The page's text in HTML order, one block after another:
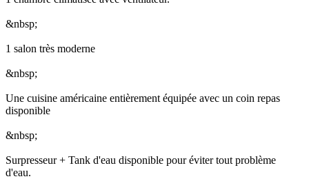
&nbsp;
1 salon très moderne
&nbsp;
Une cuisine américaine entièrement équipée avec un coin repas
disponible
&nbsp;
Surpresseur + Tank d'eau disponible pour éviter tout problème
d'eau.